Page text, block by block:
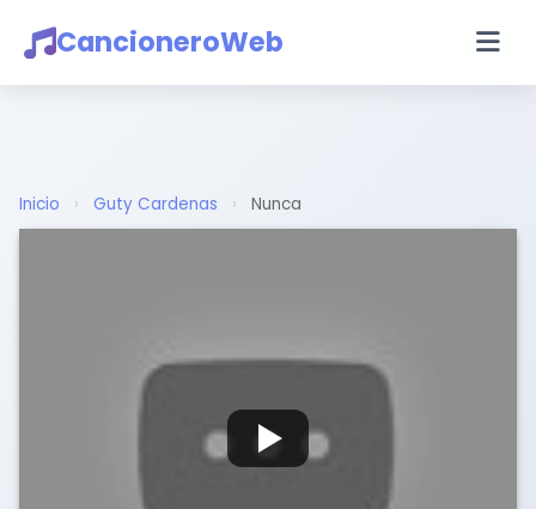
CancioneroWeb
Inicio › Guty Cardenas › Nunca